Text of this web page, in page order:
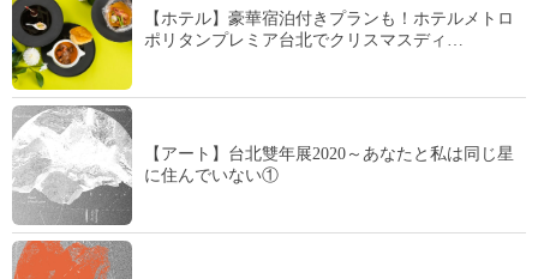
【ホテル】豪華宿泊付きプランも！ホテルメトロ
ポリタンプレミア台北でクリスマスディ…
【アート】台北雙年展2020～あなたと私は同じ星
に住んでいない①